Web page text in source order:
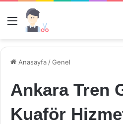
Menü
Anasayfa /Genel
Ankara Tren
Kuaför